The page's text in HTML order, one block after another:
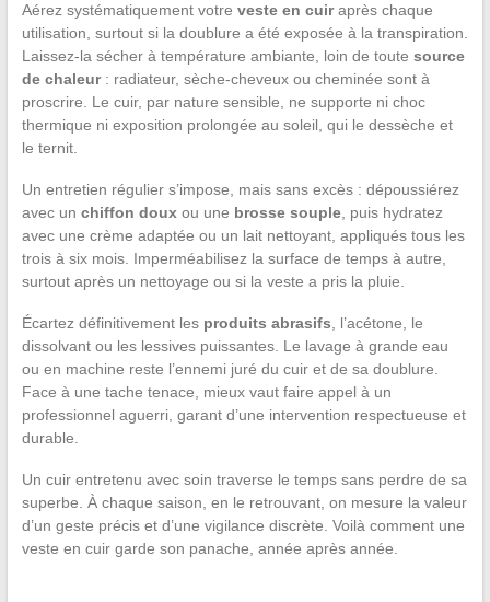
Aérez systématiquement votre veste en cuiraprès chaque
utilisation, surtout si la doublure a été exposée à la transpiration.
Laissez-la sécher à température ambiante, loin de toute source
de chaleur: radiateur, sèche-cheveux ou cheminée sont à
proscrire. Le cuir, par nature sensible, ne supporte ni choc
thermique ni exposition prolongée au soleil, qui le dessèche et
le ternit.
Un entretien régulier s’impose, mais sans excès : dépoussiérez
avec un chiffon douxou une brosse souple, puis hydratez
avec une crème adaptée ou un lait nettoyant, appliqués tous les
trois à six mois. Imperméabilisez la surface de temps à autre,
surtout après un nettoyage ou si la veste a pris la pluie.
Écartez définitivement les produits abrasifs , l’acétone, le
dissolvant ou les lessives puissantes. Le lavage à grande eau
ou en machine reste l’ennemi juré du cuir et de sa doublure.
Face à une tache tenace, mieux vaut faire appel à un
professionnel aguerri, garant d’une intervention respectueuse et
durable.
Un cuir entretenu avec soin traverse le temps sans perdre de sa
superbe. À chaque saison, en le retrouvant, on mesure la valeur
d’un geste précis et d’une vigilance discrète. Voilà comment une
veste en cuir garde son panache, année après année.